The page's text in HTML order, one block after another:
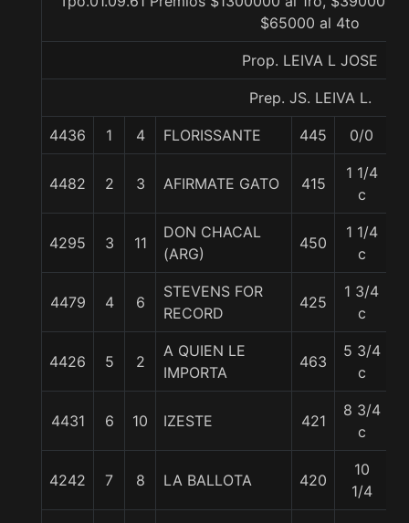
$65000 al 4to
Prop. LEIVA L JOSE
Prep. JS. LEIVA L.
4436 1 4 FLORISSANTE 445 0/0
4482 2 3 AFIRMATE GATO 415
1 1/4
c
4295 3 11
DON CHACAL
(ARG)
450
1 1/4
c
4479 4 6
STEVENS FOR
RECORD
425
1 3/4
c
4426 5 2
A QUIEN LE
IMPORTA
463
5 3/4
c
4431 6 10 IZESTE 421
8 3/4
c
4242 7 8 LA BALLOTA 420
10
1/4